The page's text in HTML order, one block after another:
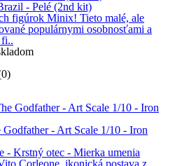
- Pelé (2nd kit)
figúrok Minix! Tieto malé, ale
populárnymi osobnosťami a
- Art Scale 1/10 - Iron
- Krstný otec - Mierka umenia
Corleone, ikonická postava z